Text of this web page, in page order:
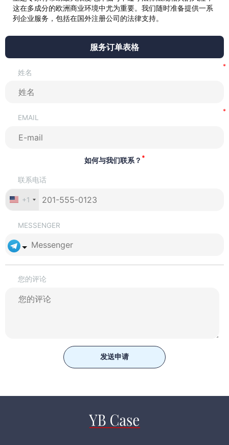
这在多成分的欧洲商业环境中尤为重要。我们随时准备提供一系
列企业服务，包括在国外注册公司的法律支持。
服务订单表格
姓名
EMAIL
如何与我们联系？ *
联系电话
+1
MESSENGER
您的评论
发送申请